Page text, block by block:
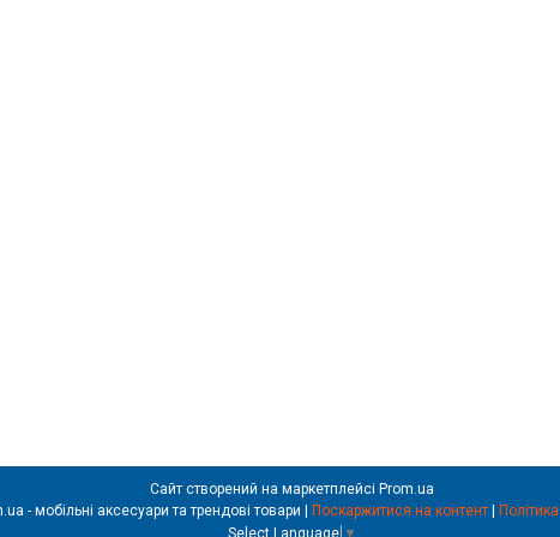
Сайт створений на маркетплейсі Prom.ua
REALSHOP.com.ua - мобільні аксесуари та трендові товари | Поскаржитися на контент |
Select Language ▼